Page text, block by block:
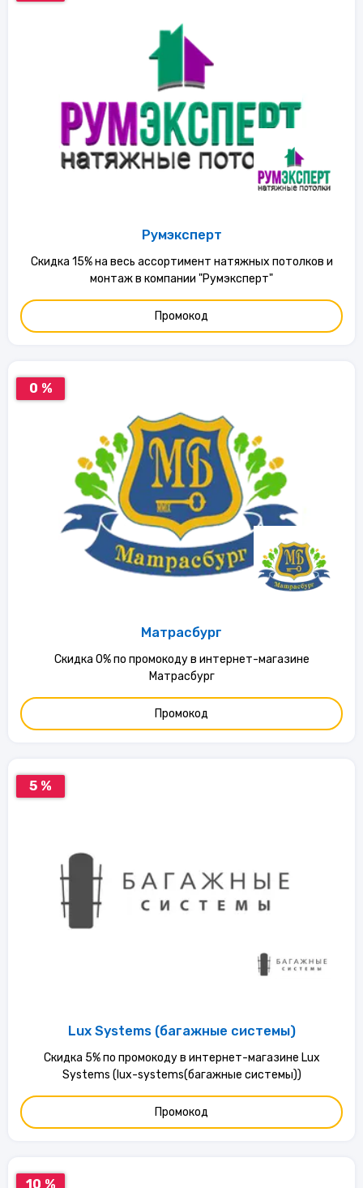
Румэксперт
Скидка 15% на весь ассортимент натяжных потолков и
монтаж в компании "Румэксперт"
Промокод
0 %
Матрасбург
Скидка 0% по промокоду в интернет-магазине
Матрасбург
Промокод
5 %
Lux Systems (багажные системы)
Скидка 5% по промокоду в интернет-магазине Lux
Systems (lux-systems(багажные системы))
Промокод
10 %